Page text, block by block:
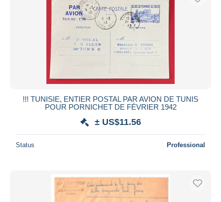
!!! TUNISIE, ENTIER POSTAL PAR AVION DE TUNIS
POUR PORNICHET DE FÉVRIER 1942
± US$11.56
Status Professional